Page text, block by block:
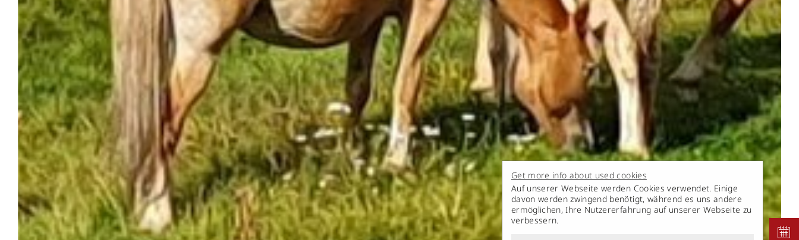
Get more info about used cookies
Auf unserer Webseite werden Cookies verwendet. Einige
davon werden zwingend benötigt, während es uns andere
ermöglichen, Ihre Nutzererfahrung auf unserer Webseite zu
verbessern.